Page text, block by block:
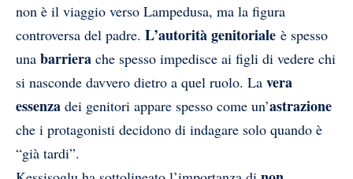
non è il viaggio verso Lampedusa, ma la figura
controversa del padre. L’autorità genitoriale è spesso
una barriera che spesso impedisce ai figli di vedere chi
si nasconde davvero dietro a quel ruolo. La vera
essenza dei genitori appare spesso come un’astrazione
che i protagonisti decidono di indagare solo quando è
“già tardi”.